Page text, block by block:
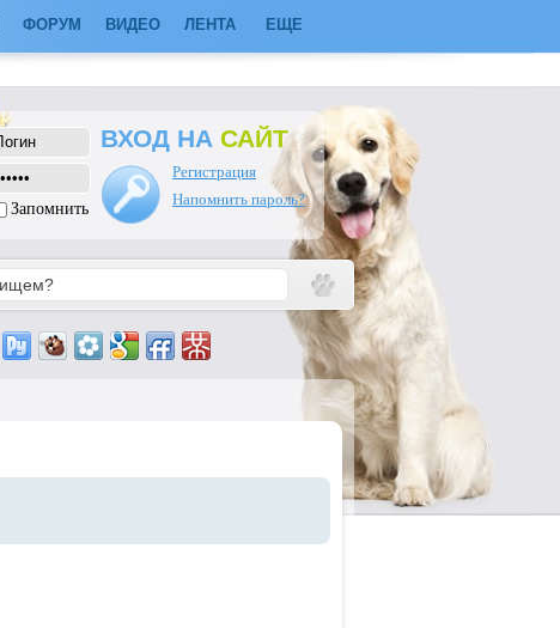
ФОРУМ ВИДЕО ЛЕНТА ЕЩЕ
Запомнить
ВХОД НА САЙТ
Регистрация
Напомнить пароль?